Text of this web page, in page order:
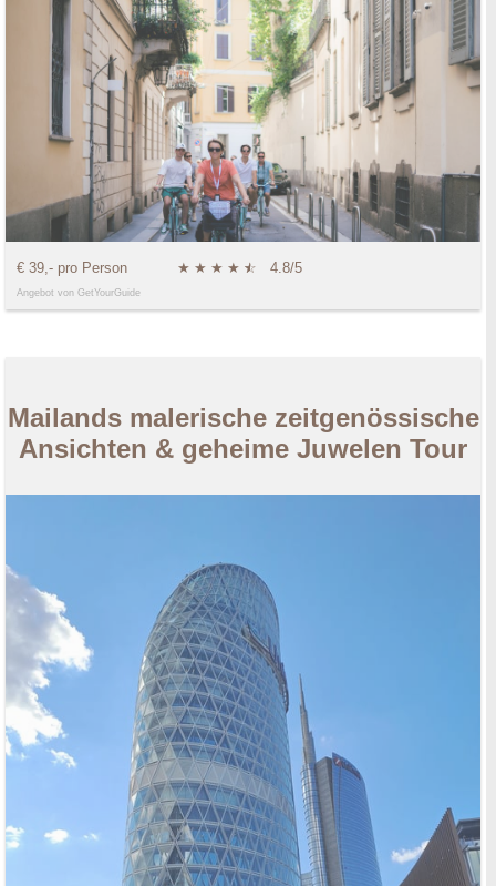
€ 39,- pro Person ★ ★ ★ ★ ★
☆ 4.8/5
Angebot von GetYourGuide
Mailands malerische zeitgenössische
Ansichten & geheime Juwelen Tour